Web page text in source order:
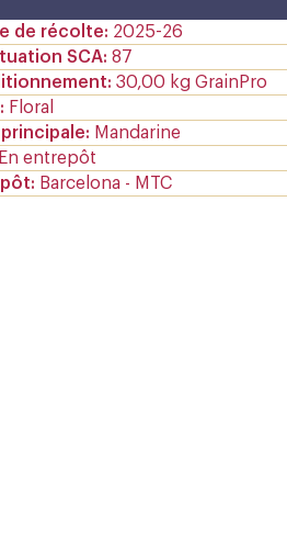
de récolte
2025-26
SCA 87
30,00 kg GrainPro
Floral
Mandarine
En entrepôt
Barcelona - MTC